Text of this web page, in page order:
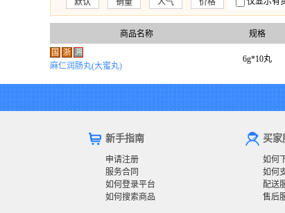
默认 销量 人气 价格
商品名称 规格
国 浙 溯
麻仁润肠丸(大蜜丸)
6g*10丸
新手指南
申请注册
服务合同
如何登录平台
如何搜索商品
买家
如何
如何
配送
售后